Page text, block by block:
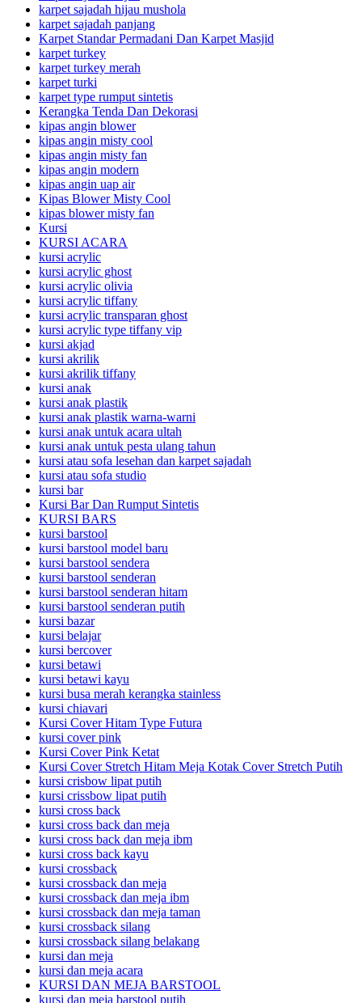
karpet sajadah hijau mushola
karpet sajadah panjang
Karpet Standar Permadani Dan Karpet Masjid
karpet turkey
karpet turkey merah
karpet turki
karpet type rumput sintetis
Kerangka Tenda Dan Dekorasi
kipas angin blower
kipas angin misty cool
kipas angin misty fan
kipas angin modern
kipas angin uap air
Kipas Blower Misty Cool
kipas blower misty fan
Kursi
KURSI ACARA
kursi acrylic
kursi acrylic ghost
kursi acrylic olivia
kursi acrylic tiffany
kursi acrylic transparan ghost
kursi acrylic type tiffany vip
kursi akjad
kursi akrilik
kursi akrilik tiffany
kursi anak
kursi anak plastik
kursi anak plastik warna-warni
kursi anak untuk acara ultah
kursi anak untuk pesta ulang tahun
kursi atau sofa lesehan dan karpet sajadah
kursi atau sofa studio
kursi bar
Kursi Bar Dan Rumput Sintetis
KURSI BARS
kursi barstool
kursi barstool model baru
kursi barstool sendera
kursi barstool senderan
kursi barstool senderan hitam
kursi barstool senderan putih
kursi bazar
kursi belajar
kursi bercover
kursi betawi
kursi betawi kayu
kursi busa merah kerangka stainless
kursi chiavari
Kursi Cover Hitam Type Futura
kursi cover pink
Kursi Cover Pink Ketat
Kursi Cover Stretch Hitam Meja Kotak Cover Stretch Putih
kursi crisbow lipat putih
kursi crissbow lipat putih
kursi cross back
kursi cross back dan meja
kursi cross back dan meja ibm
kursi cross back kayu
kursi crossback
kursi crossback dan meja
kursi crossback dan meja ibm
kursi crossback dan meja taman
kursi crossback silang
kursi crossback silang belakang
kursi dan meja
kursi dan meja acara
KURSI DAN MEJA BARSTOOL
kursi dan meja barstool putih